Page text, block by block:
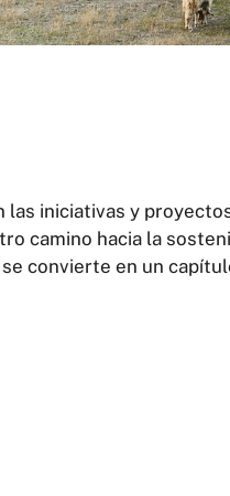
las iniciativas y
camino hacia la
convierte en un